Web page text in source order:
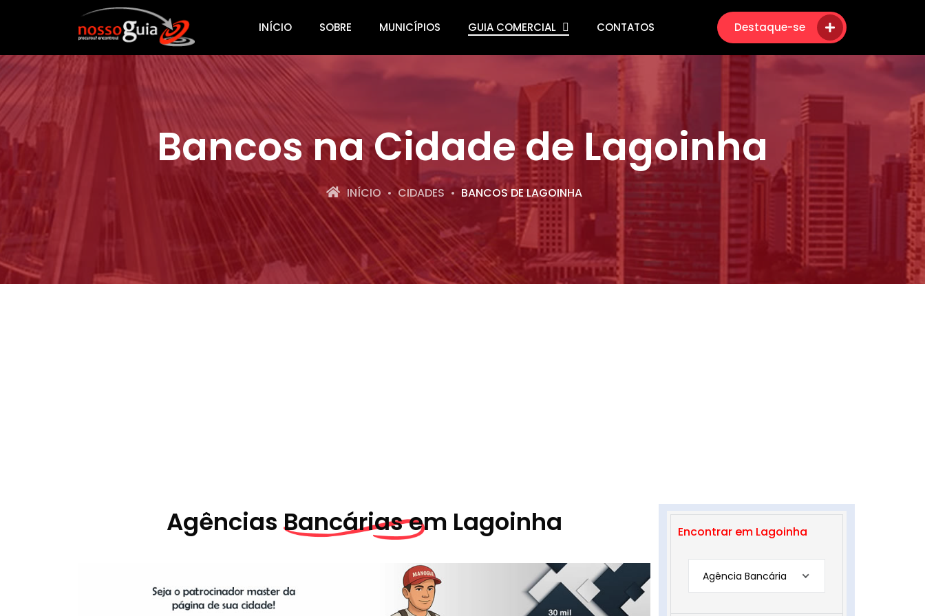
INÍCIO SOBRE MUNICÍPIOS GUIA COMERCIAL CONTATOS Destaque-se
Bancos na Cidade de Lagoinha
INÍCIO CIDADES BANCOS DE LAGOINHA
Agências Bancárias em Lagoinha Encontrar em Lagoinha
Agência Bancária